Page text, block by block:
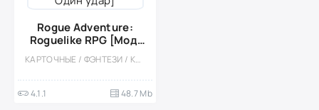
Rogue Adventure:
Roguelike RPG [Мод,
Один удар]
КАРТОЧНЫЕ / ФЭНТЕЗИ / КАЗУАЛЬНЫЕ / ОДНОПОЛЬЗОВАТЕЛЬСКИЕ / МОД / ВСТРОЕННЫЙ КЕШ / ТАКТИЧЕСКИЕ / РОЛЕВЫЕ / МАЛЕНЬКАЯ
4.1.1 48.7 Mb